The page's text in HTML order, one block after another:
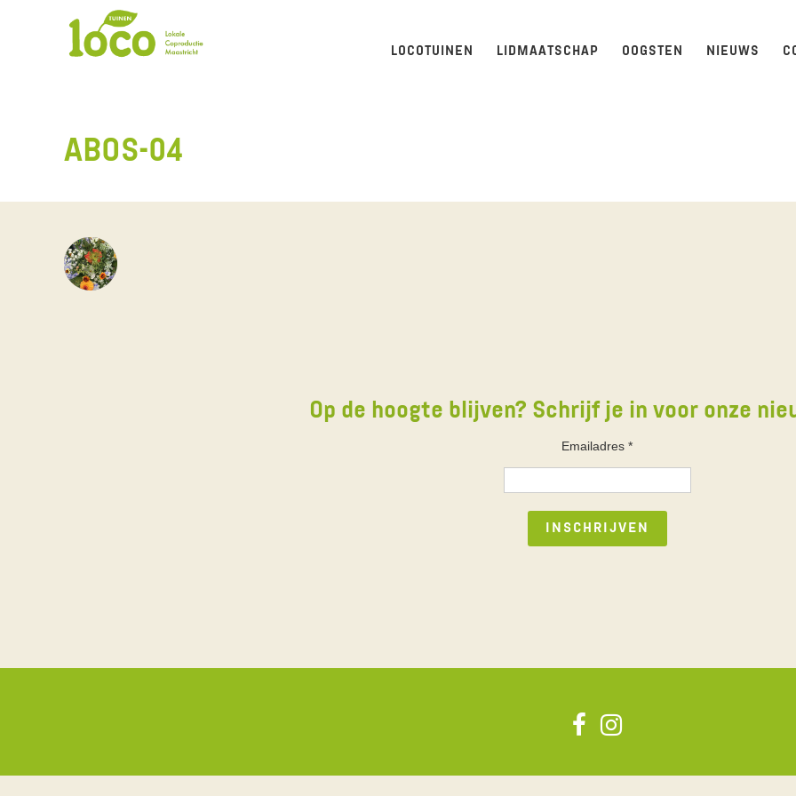
LOCOTUINEN LIDMAATSCHAP OOGSTEN NIEUWS
ABOS-04
Op de hoogte blijven? Schrijf je in voor onze
Emailadres *